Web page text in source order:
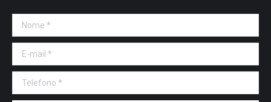
Nome *
E-mail *
Telefono *